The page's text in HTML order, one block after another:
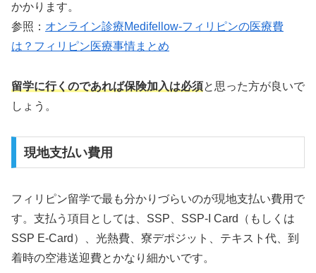
かかります。
参照： オンライン診療Medifellow-フィリピンの医療費
は？フィリピン医療事情まとめ
留学に行くのであれば保険加入は必須と思った方が良いで
しょう。
現地支払い費用
フィリピン留学で最も分かりづらいのが現地支払い費用で
す。支払う項目としては、SSP、SSP-I Card（もしくは
SSP E-Card）、光熱費、寮デポジット、テキスト代、到
着時の空港送迎費とかなり細かいです。